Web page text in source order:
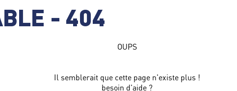
- 404
OUPS
Il semblerait que cette page n'existe plus !
besoin d'aide ?